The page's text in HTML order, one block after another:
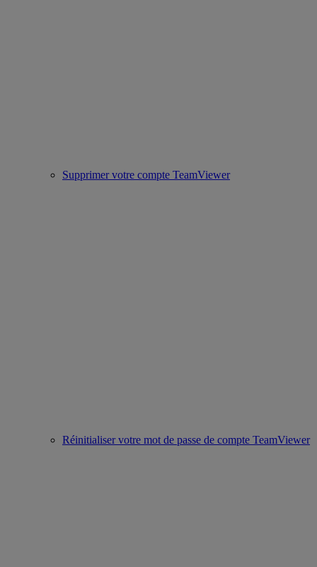
Supprimer votre compte TeamViewer
Réinitialiser votre mot de passe de compte TeamViewer